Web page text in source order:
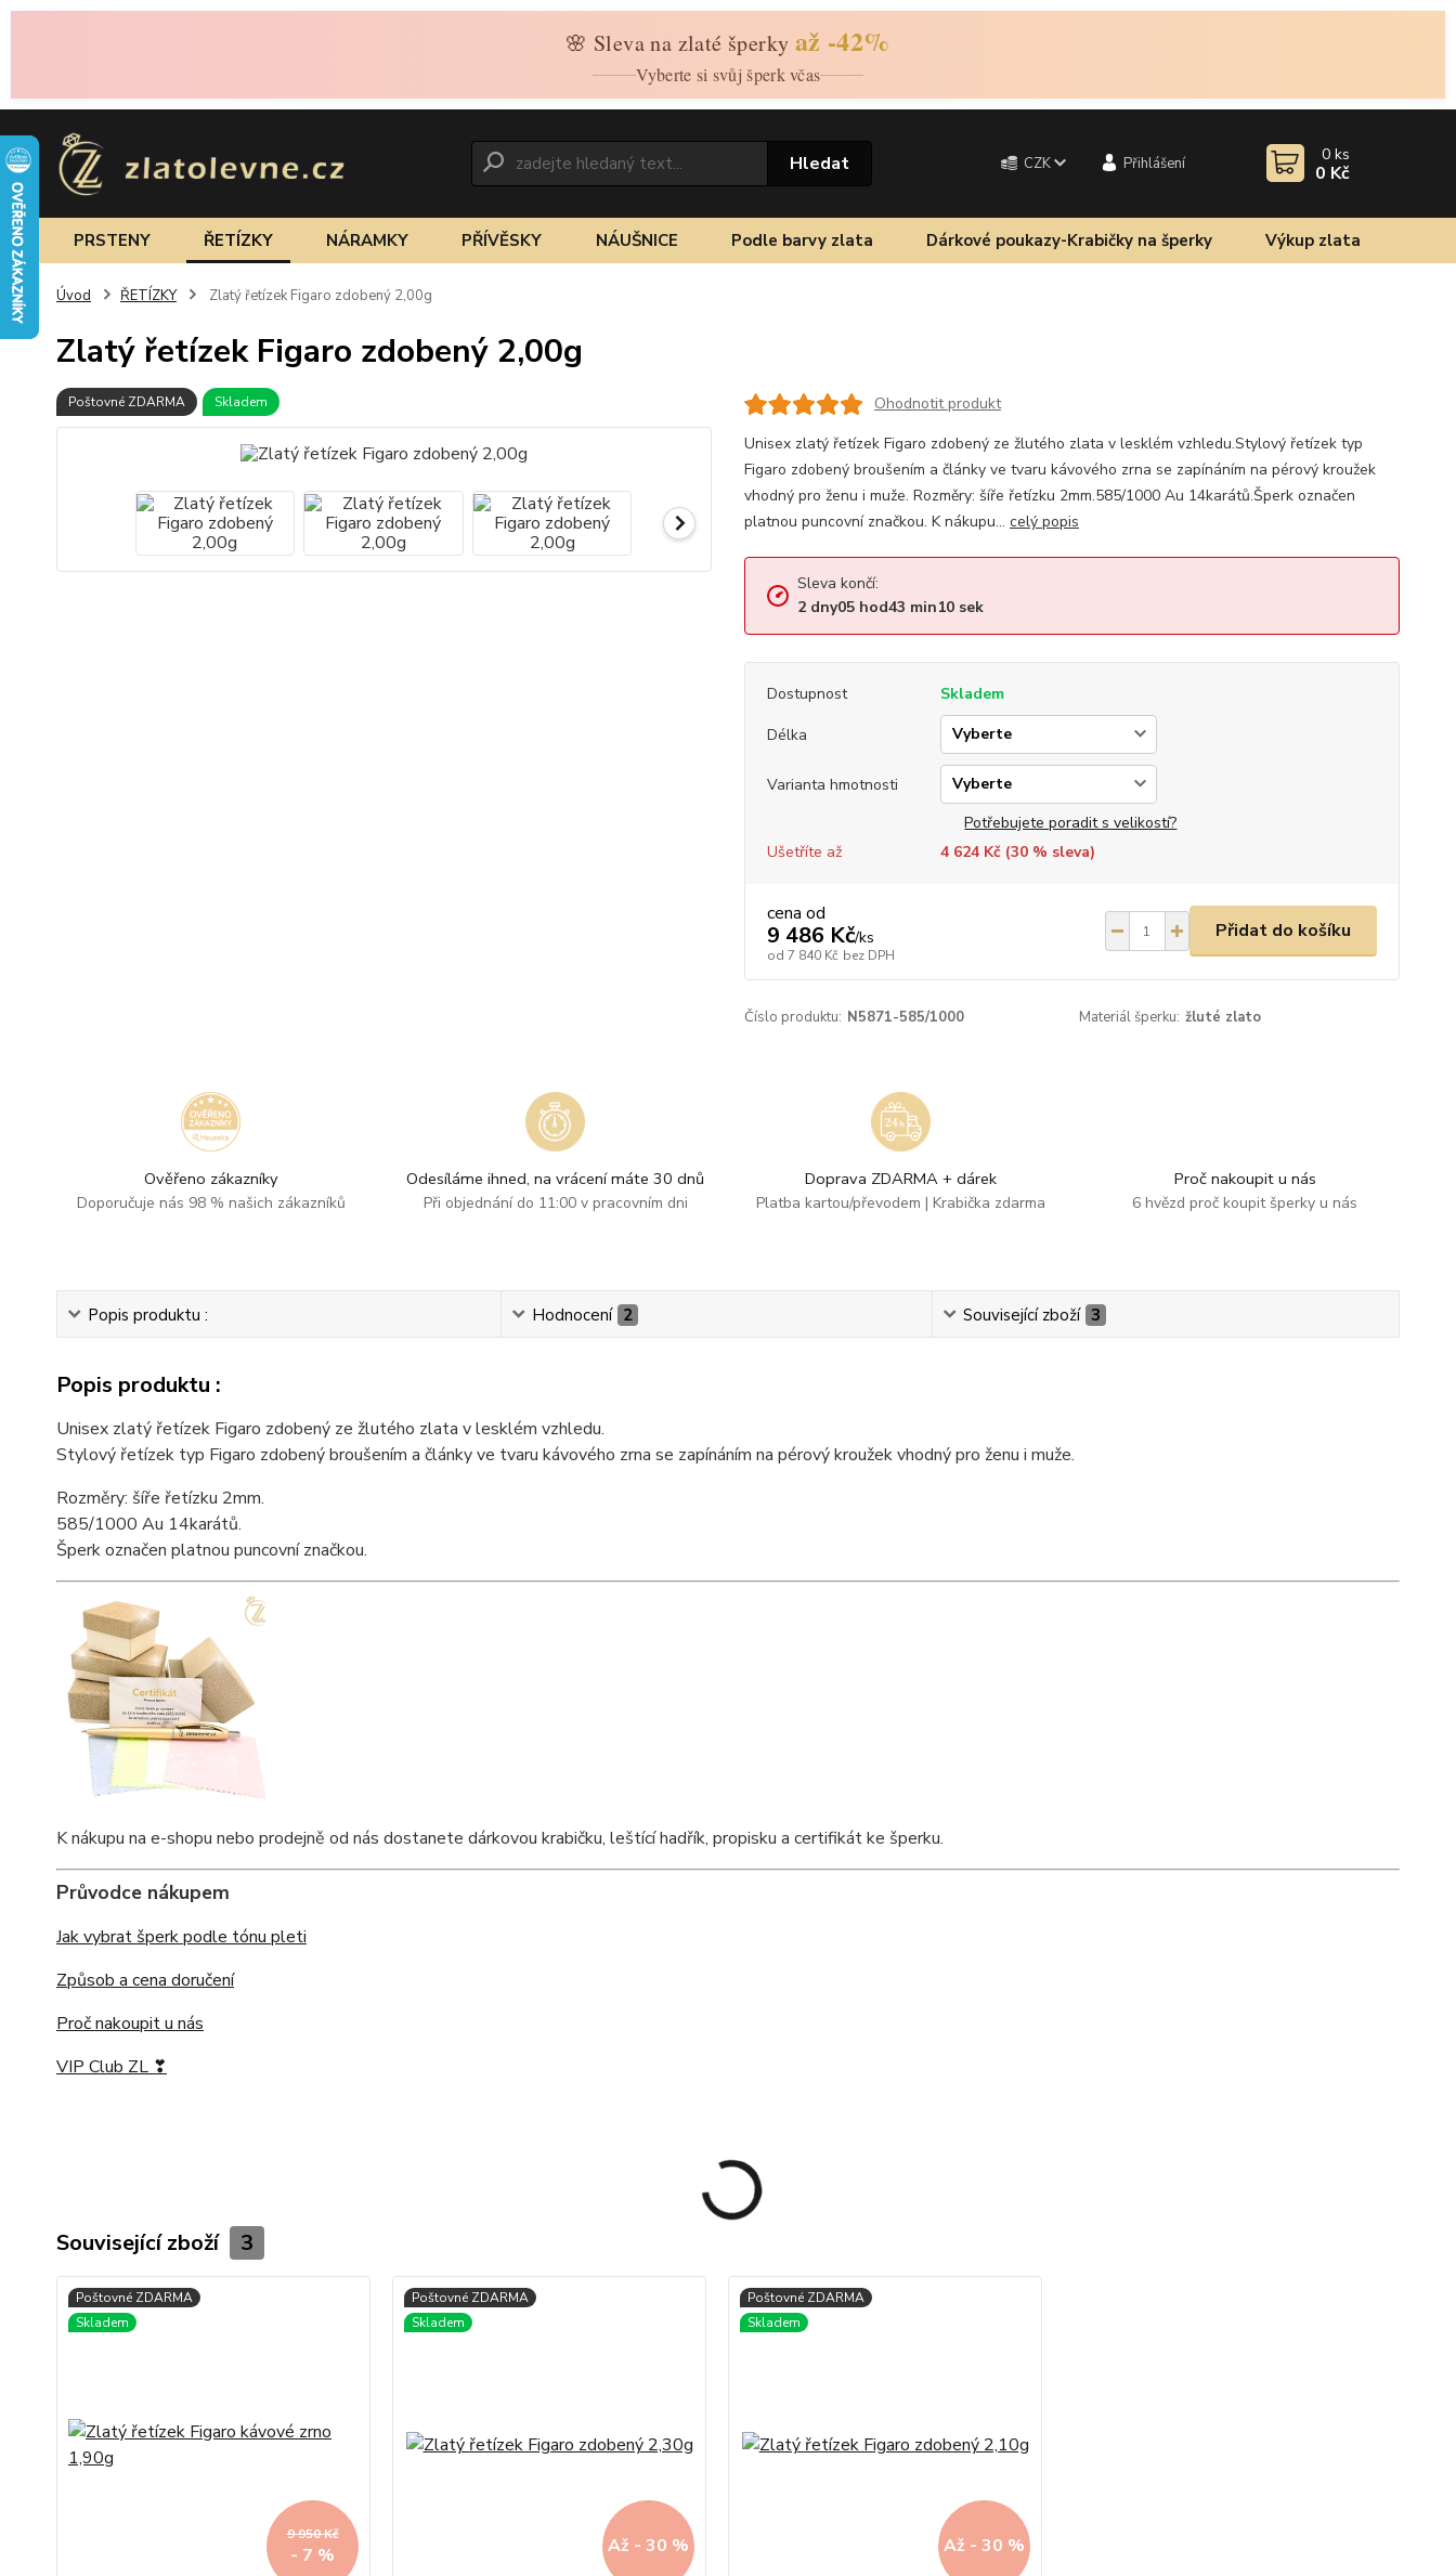
🌸 Sleva na zlaté šperky až -42%
Vyberte si svůj šperk včas
CZK Přihlášení
Hledat 0 ks
0 Kč
PRSTENY ŘETÍZKY NÁRAMKY PŘÍVĚSKY NÁUŠNICE Podle barvy zlata Dárkové poukazy-Krabičky na šperky Výkup zlata
Úvod ŘETÍZKY Zlatý řetízek Figaro zdobený 2,00g
Zlatý řetízek Figaro zdobený 2,00g
Poštovné ZDARMA Skladem
Ohodnotit produkt
Unisex zlatý řetízek Figaro zdobený ze žlutého zlata v lesklém vzhledu.Stylový řetízek typ
Figaro zdobený broušením a články ve tvaru kávového zrna se zapínáním na pérový kroužek
vhodný pro ženu i muže. Rozměry: šíře řetízku 2mm.585/1000 Au 14karátů.Šperk označen
platnou puncovní značkou. K nákupu... celý popis
Sleva končí:
2 dny05hod43 min10sek
Dostupnost
Skladem
Délka
Varianta hmotnosti
Potřebujete poradit s velikostí?
Ušetříte až
4 624 Kč (30% sleva)
cena od
9 486 Kč/ks
od 7 840 Kč bez DPH
Přidat do košíku
Číslo produktu: N5871-585/1000 Materiál šperku: žluté zlato
Ověřeno zákazníky
Doporučuje nás 98 % našich zákazníků
Odesíláme ihned, na vrácení máte 30 dnů
Při objednání do 11:00 v pracovním dni
Doprava ZDARMA + dárek
Platba kartou/převodem | Krabička zdarma
Proč nakoupit u nás
6 hvězd proč koupit šperky u nás
Popis produktu : Hodnocení 2 Související zboží 3
Popis produktu :
Unisex zlatý řetízek Figaro zdobený ze žlutého zlata v lesklém vzhledu.
Stylový řetízek typ Figaro zdobený broušením a články ve tvaru kávového zrna se zapínáním na pérový kroužek vhodný pro ženu i muže.
Rozměry: šíře řetízku 2mm.
585/1000 Au 14karátů.
Šperk označen platnou puncovní značkou.
K nákupu na e-shopu nebo prodejně od nás dostanete dárkovou krabičku, leštící hadřík, propisku a certifikát ke šperku.
Průvodce nákupem
Jak vybrat šperk podle tónu pleti
Způsob a cena doručení
Proč nakoupit u nás
VIP Club ZL ❣
Související zboží 3
9 950 Kč
- 7 % Až - 30 % Až - 30 %